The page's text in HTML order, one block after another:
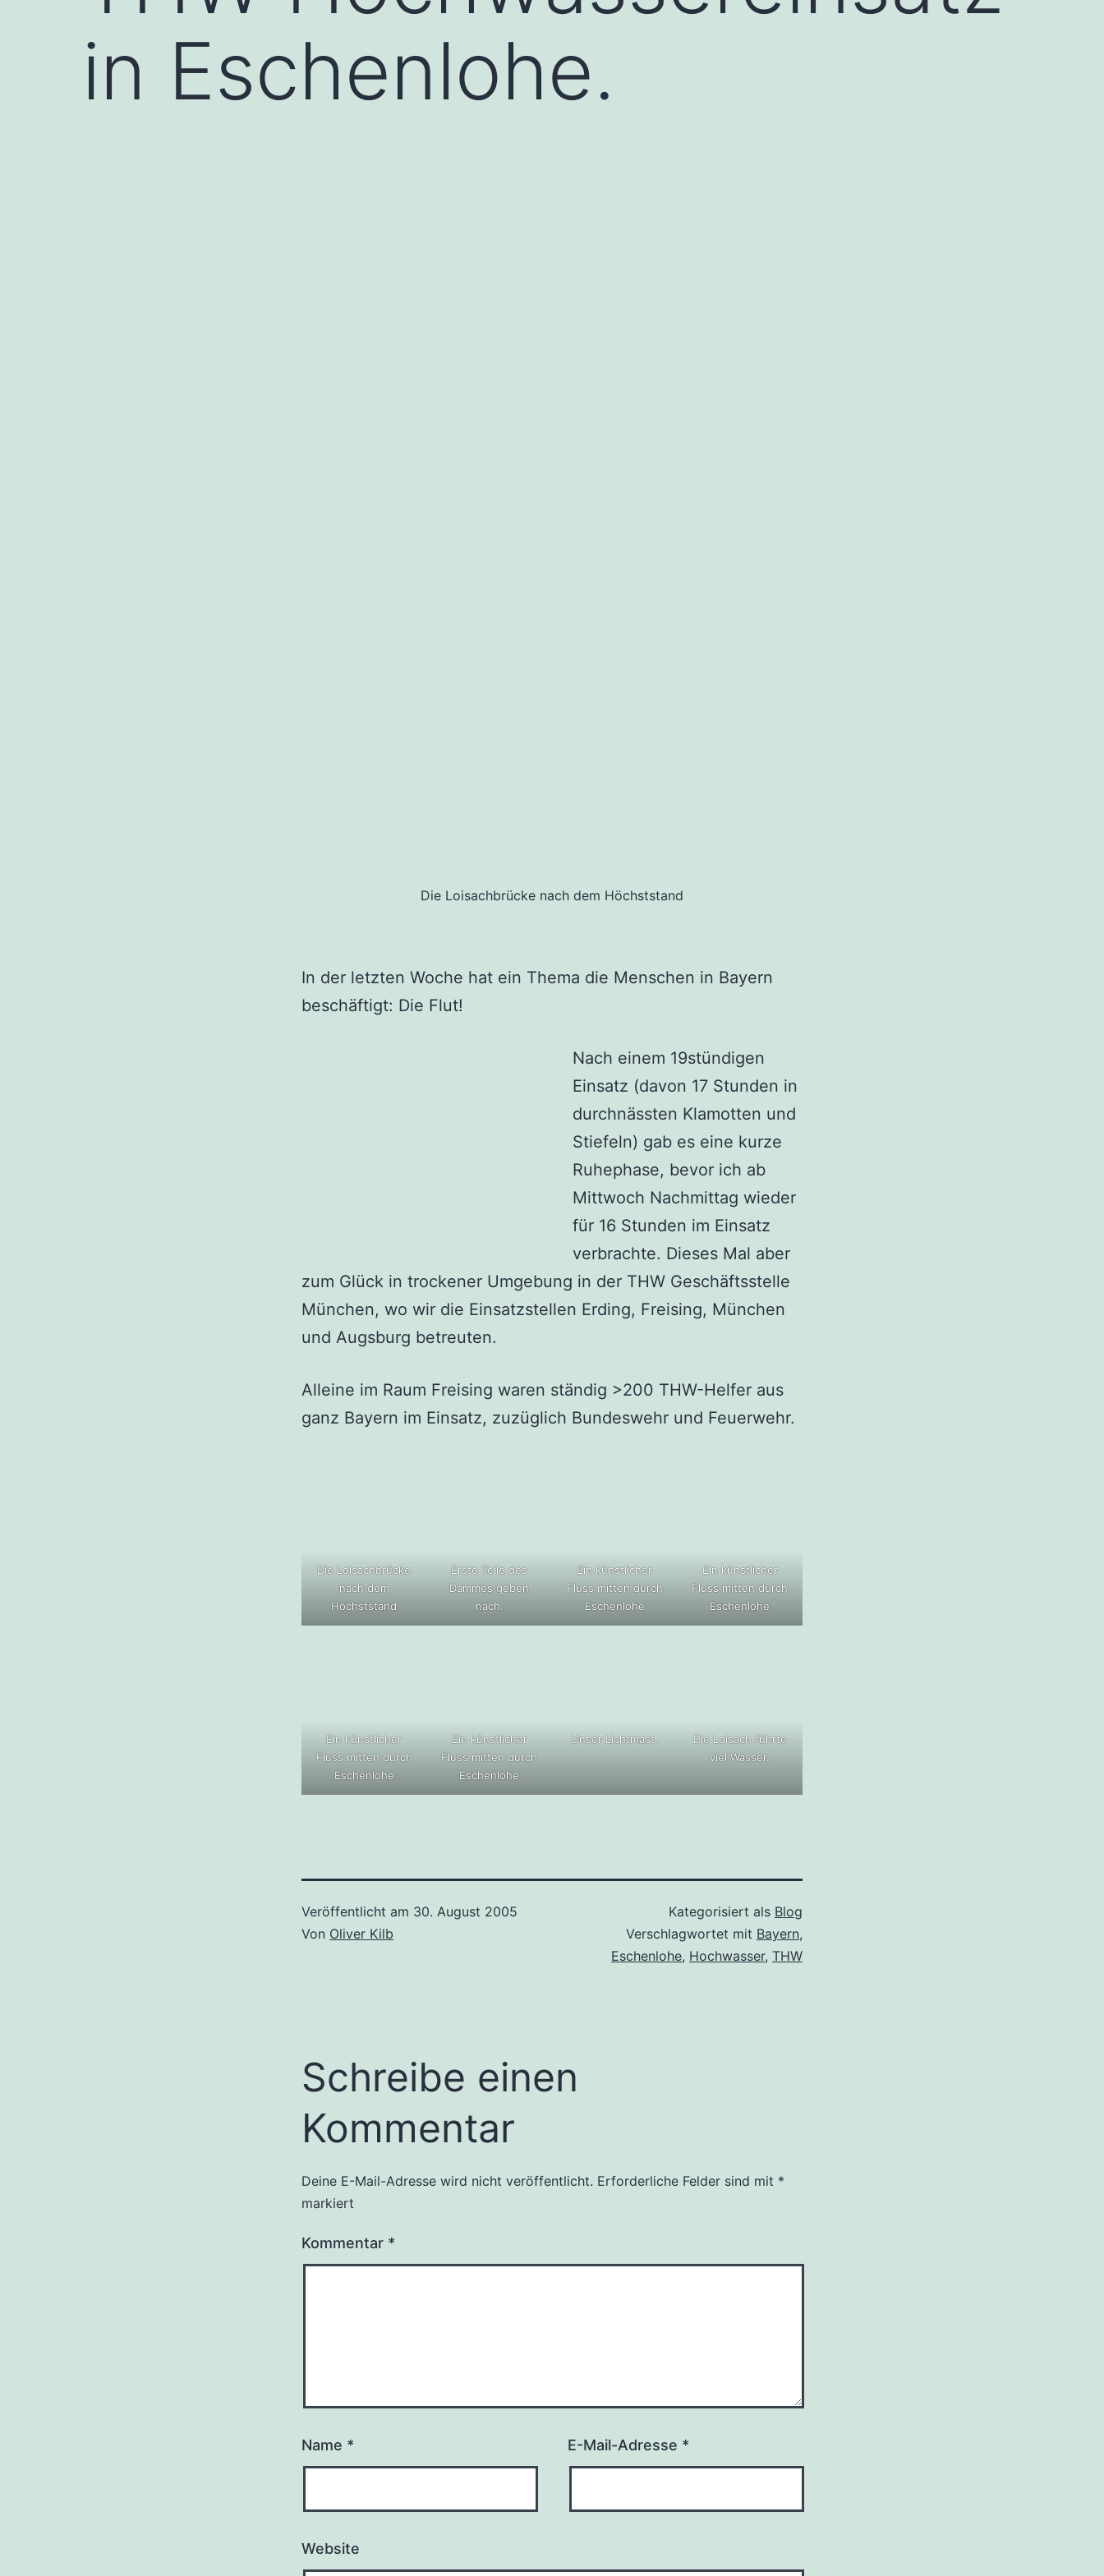
in Eschenlohe.
Die Loisachbrücke nach dem Höchststand
In der letzten Woche hat ein Thema die Menschen in Bayern
beschäftigt: Die Flut!
Nach einem 19stündigen
Einsatz (davon 17 Stunden in
durchnässten Klamotten und
Stiefeln) gab es eine kurze
Ruhephase, bevor ich ab
Mittwoch Nachmittag wieder
für 16 Stunden im Einsatz
verbrachte. Dieses Mal aber
zum Glück in trockener Umgebung in der THW Geschäftsstelle
München, wo wir die Einsatzstellen Erding, Freising, München
und Augsburg betreuten.
Alleine im Raum Freising waren ständig >200 THW-Helfer aus
ganz Bayern im Einsatz, zuzüglich Bundeswehr und Feuerwehr.
Die Loisachbrücke
nach dem
Höchststand
Erste Teile des
Dammes geben
nach.
Ein künstlicher
Fluss mitten durch
Eschenlohe
Ein künstlicher
Fluss mitten durch
Eschenlohe
Ein künstlicher
Fluss mitten durch
Eschenlohe
Ein künstlicher
Fluss mitten durch
Eschenlohe
Unser Lichtmast.
Die Loisach führte
viel Wasser.
Veröffentlicht am 30. August 2005
Von Oliver Kilb
Kategorisiert als Blog
Verschlagwortet mit Bayern,
Eschenlohe, Hochwasser, THW
Schreibe einen
Kommentar
Deine E-Mail-Adresse wird nicht veröffentlicht. Erforderliche Felder sind mit *
markiert
Kommentar *
Name * E-Mail-Adresse *
Website